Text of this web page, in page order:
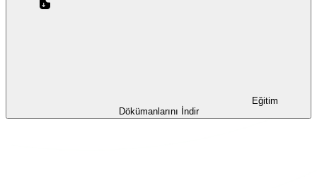
Eğitim
Dökümanlarını İndir